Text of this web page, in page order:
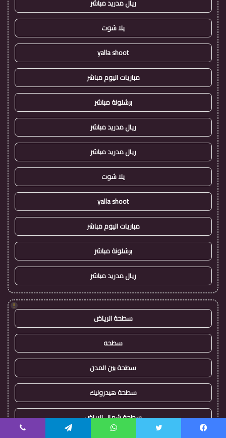
ريال مدريد مباشر
يلا شوت
yalla shoot
مباريات اليوم مباشر
برشلونة مباشر
ريال مدريد مباشر
ريال مدريد مباشر
يلا شوت
yalla shoot
مباريات اليوم مباشر
برشلونة مباشر
ريال مدريد مباشر
!
سطحة الرياض
سطحه
سطحة بين المدن
سطحة هيدروليك
سطحة شمال الرياض